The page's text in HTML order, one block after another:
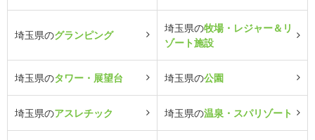
埼玉県のグランピング
埼玉県の牧場・レジャー＆リ
ゾート施設
埼玉県のタワー・展望台 埼玉県の公園
埼玉県のアスレチック 埼玉県の温泉・スパリゾート